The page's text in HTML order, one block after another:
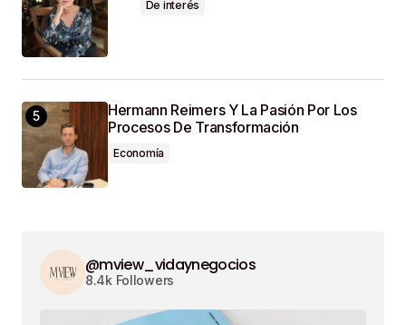
De interés
Hermann Reimers Y La Pasión Por Los
Procesos De Transformación
Economía
@mview_vidaynegocios
8.4k Followers